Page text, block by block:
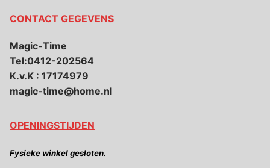
CONTACT GEGEVENS
Magic-Time
Tel:0412-202564
K.v.K : 17174979
magic-time@home.nl
OPENINGSTIJDEN
Fysieke winkel gesloten.